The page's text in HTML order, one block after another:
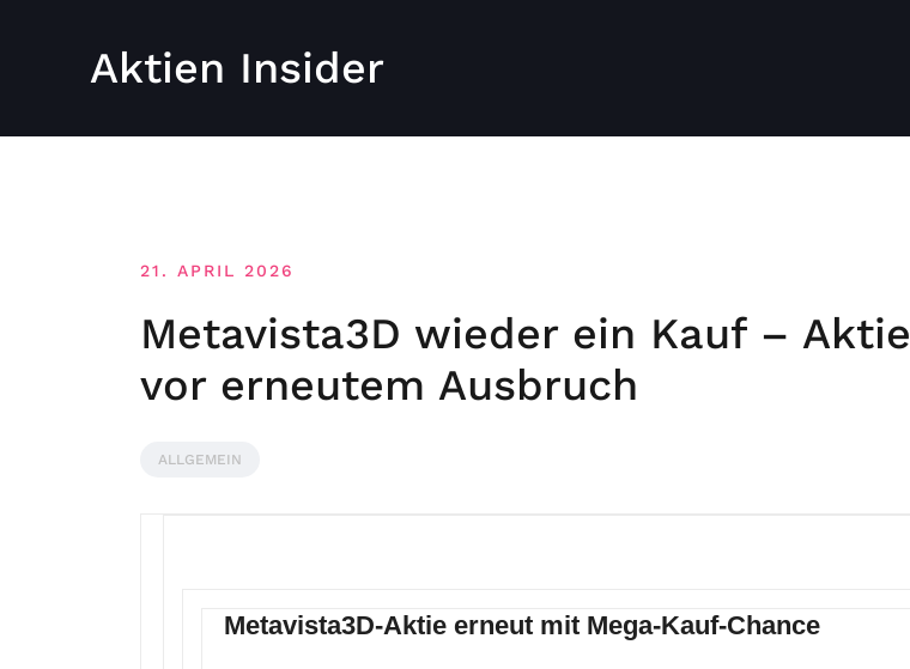
Aktien Insider
21. APRIL 2026
Metavista3D wieder ein Kauf – Aktie
vor erneutem Ausbruch
ALLGEMEIN
Metavista3D-Aktie erneut mit Mega-Kauf-Chance